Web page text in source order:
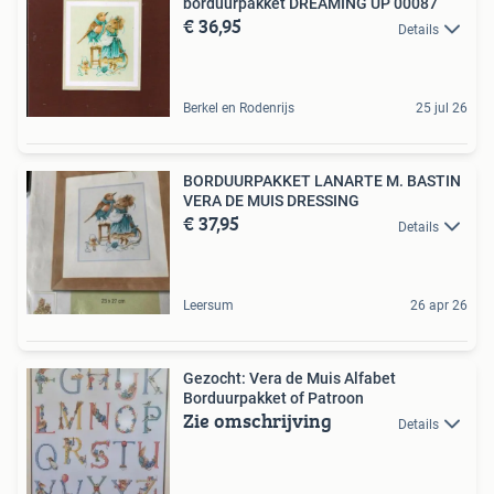
borduurpakket DREAMING UP 00087
€ 36,95 Details
Berkel en Rodenrijs 25 jul 26
BORDUURPAKKET LANARTE M. BASTIN
VERA DE MUIS DRESSING
€ 37,95 Details
Leersum 26 apr 26
Gezocht: Vera de Muis Alfabet
Borduurpakket of Patroon
Zie omschrijving Details